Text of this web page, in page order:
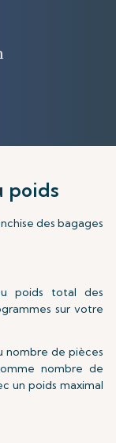
poids
des bagages
poids total des
sur votre
nombre de pièces
nombre de
un poids maximal